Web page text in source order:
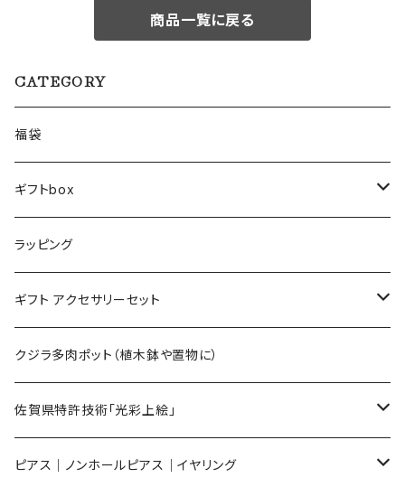
商品一覧に戻る
CATEGORY
福袋
ギフトbox
Lサイズ
Mサイズ
Sサイズ
ラッピング
ギフト アクセサリーセット
flower
メンズ ギフトセット
クジラ多肉ポット（植木鉢や置物に）
佐賀県特許技術「光彩上絵」
ピアス
ピアス｜ノンホールピアス｜イヤリング